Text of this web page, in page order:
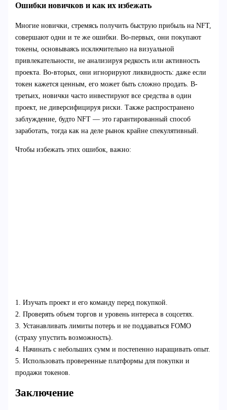
Ошибки новичков и как их избежать
Многие новички, стремясь получить быструю прибыль на NFT,
совершают одни и те же ошибки. Во-первых, они покупают
токены, основываясь исключительно на визуальной
привлекательности, не анализируя редкость или активность
проекта. Во-вторых, они игнорируют ликвидность: даже если
токен кажется ценным, его может быть сложно продать. В-
третьих, новички часто инвестируют все средства в один
проект, не диверсифицируя риски. Также распространено
заблуждение, будто NFT — это гарантированный способ
заработать, тогда как на деле рынок крайне спекулятивный.
Чтобы избежать этих ошибок, важно:
1. Изучать проект и его команду перед покупкой.
2. Проверять объем торгов и уровень интереса в соцсетях.
3. Устанавливать лимиты потерь и не поддаваться FOMO
(страху упустить возможность).
4. Начинать с небольших сумм и постепенно наращивать опыт.
5. Использовать проверенные платформы для покупки и
продажи токенов.
Заключение